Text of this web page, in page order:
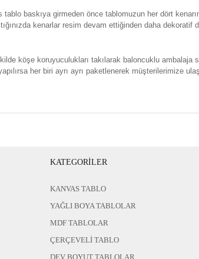
baskıya girmeden önce tablomuzun her dört
kenarlar resim devam ettiğinden daha dekoratif
köşe koruyuculukları takılarak baloncuklu ambalaja
her biri ayrı ayrı paketlenerek müşterilerimize
KATEGORİLER
KANVAS TABLO
YAĞLI BOYA TABLOLAR
MDF TABLOLAR
ÇERÇEVELİ TABLO
DEV BOYUT TABLOLAR